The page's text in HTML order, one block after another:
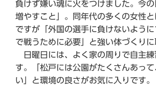
負けず嫌い魂に火をつけました。今
増やすこと」。同年代の多くの女性
ですが「外国の選手に負けないよう
で戦うために必要」と強い体づくりに
日曜日には、よく家の周りで自主練
す。「松戸には公園がたくさんあっ
い」と環境の良さがお気に入りです。